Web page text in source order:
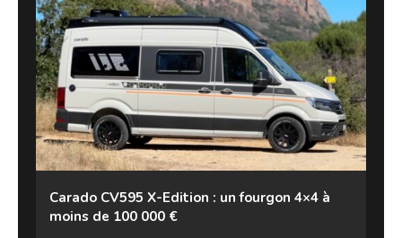
Carado CV595 X-Edition : un fourgon 4×4 à
moins de 100 000 €